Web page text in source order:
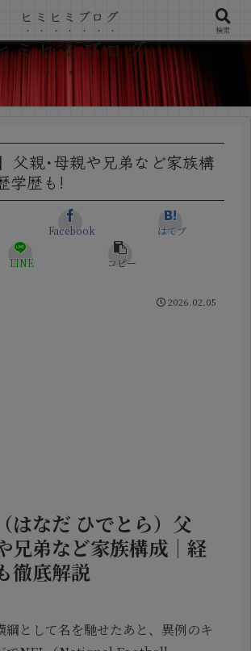
ミヒミブログ
父親･母親や兄弟など家族構
学歴も!
Facebook はてブ
LINE コピー
2026.02.05
はなだ ひでとら）父
兄弟など家族構成｜経
徹底解説
綱として名を馳せたあと、異例のキ
ヒミヒミブログ
検索